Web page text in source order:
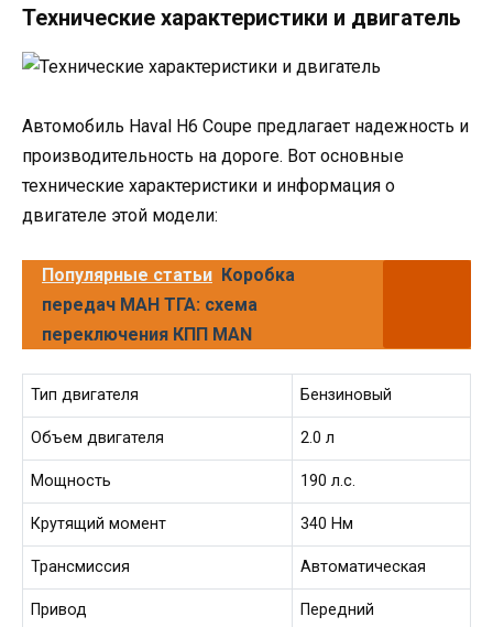
Технические характеристики и двигатель
Автомобиль Haval H6 Coupe предлагает надежность и
производительность на дороге. Вот основные
технические характеристики и информация о
двигателе этой модели:
Популярные статьи Коробка
передач МАН ТГА: схема
переключения КПП MAN
Тип двигателя Бензиновый
Объем двигателя 2.0 л
Мощность 190 л.с.
Крутящий момент 340 Нм
Трансмиссия Автоматическая
Привод Передний